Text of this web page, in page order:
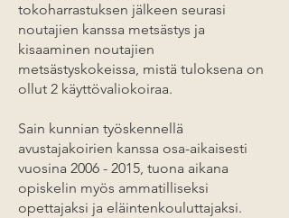
tokoharrastuksen jälkeen seurasi
noutajien kanssa metsästys ja
kisaaminen noutajien
metsästyskokeissa, mistä tuloksena on
ollut 2 käyttövaliokoiraa.
Sain kunnian työskennellä
avustajakoirien kanssa osa-aikaisesti
vuosina 2006 - 2015, tuona aikana
opiskelin myös ammatilliseksi
opettajaksi ja eläintenkouluttajaksi.